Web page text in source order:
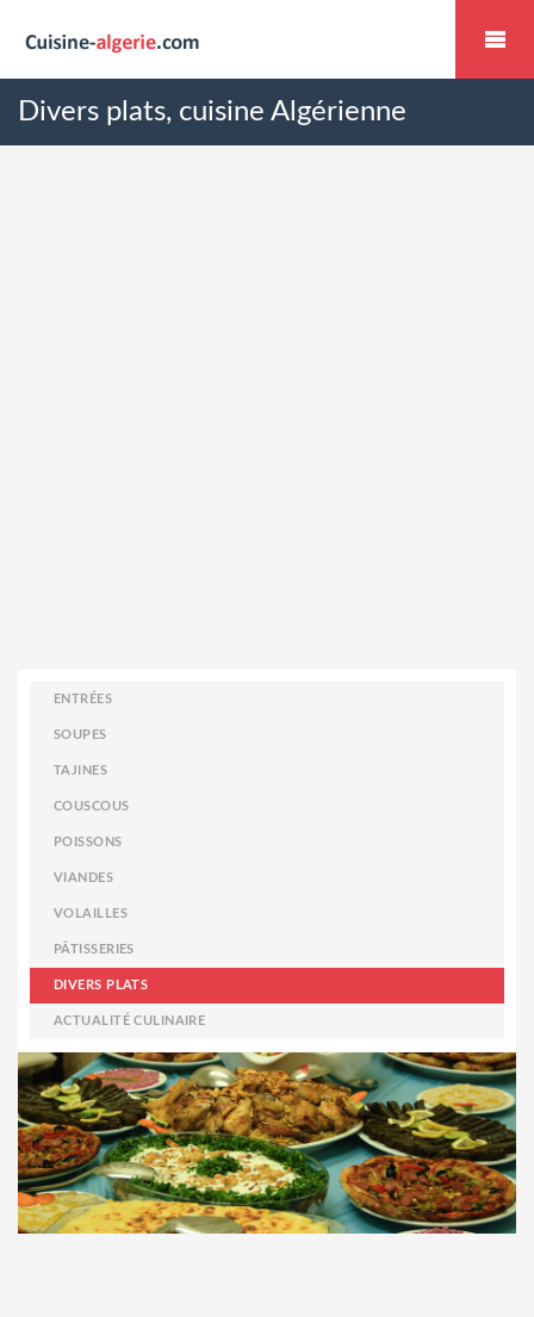
Divers plats, cuisine Algérienne
ENTRÉES
SOUPES
TAJINES
COUSCOUS
POISSONS
VIANDES
VOLAILLES
PÂTISSERIES
DIVERS PLATS
ACTUALITÉ CULINAIRE